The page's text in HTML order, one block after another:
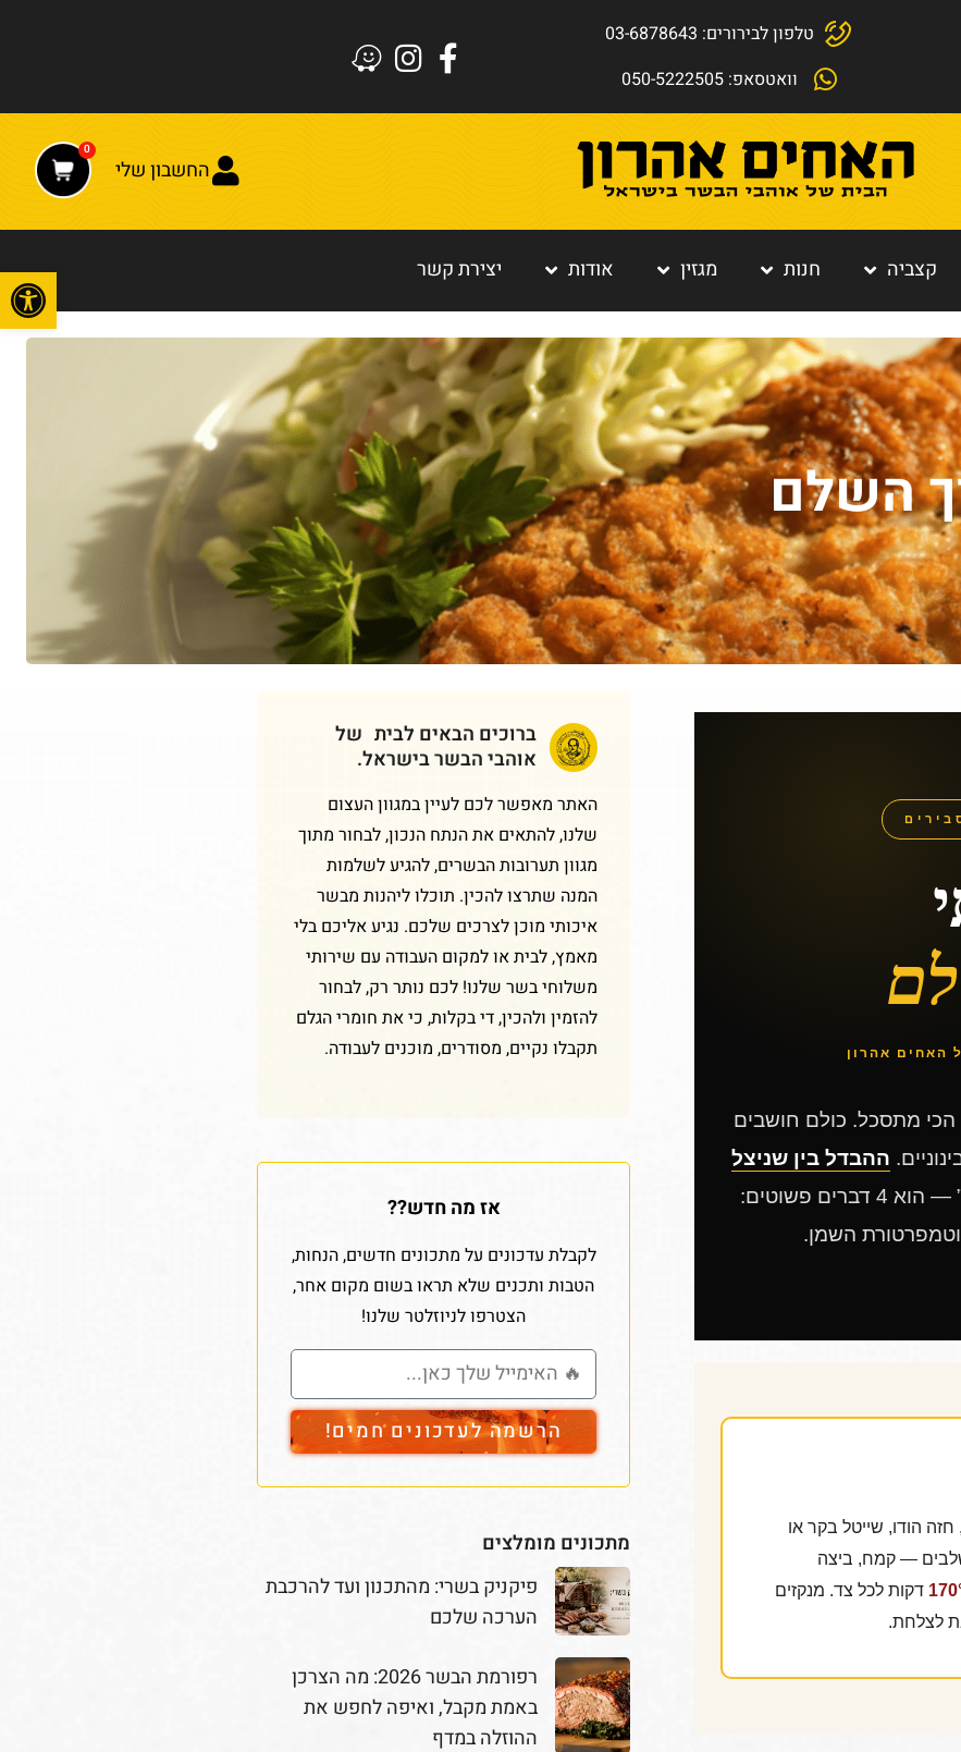
טלפון לבירורים: 03-6878643
וואטסאפ: 050-5222505
החשבון שלי
0
קצביה חנות מגזין אודות יצירת קשר
השלם
האחים אהרון
הכי מתסכל. כולם חושבים
ההבדל בין שניצל
הוא לא איזה „סוד סבתא” — הוא 4 דברים פשוטים:
השמן.
הודו, שייטל בקר או
— קמח, ביצה
, 2–3 דקות לכל צד. מנקזים
לצלחת.
ברוכים הבאים לבית של
אוהבי הבשר בישראל.
האתר מאפשר לכם לעיין במגוון העצום
שלנו, להתאים את הנתח הנכון, לבחור מתוך
מגוון תערובות הבשרים, להגיע לשלמות
המנה שתרצו להכין. תוכלו ליהנות מבשר
איכותי מוכן לצרכים שלכם. נגיע אליכם בלי
מאמץ, לבית או למקום העבודה עם שירותי
משלוחי בשר שלנו! לכם נותר רק, לבחור
להזמין ולהכין, די בקלות, כי את חומרי הגלם
תקבלו נקיים, מסודרים, מוכנים לעבודה.
אז מה חדש??
לקבלת עדכונים על מתכונים חדשים, הנחות,
הטבות ותכנים שלא תראו בשום מקום אחר,
הצטרפו לניוזלטר שלנו!
הרשמה לעדכונים חמים!
מתכונים מומלצים
פיקניק בשרי: מהתכנון ועד להרכבת
הערכה שלכם
רפורמת הבשר 2026: מה הצרכן
באמת מקבל, ואיפה לחפש את
ההוזלה במדף